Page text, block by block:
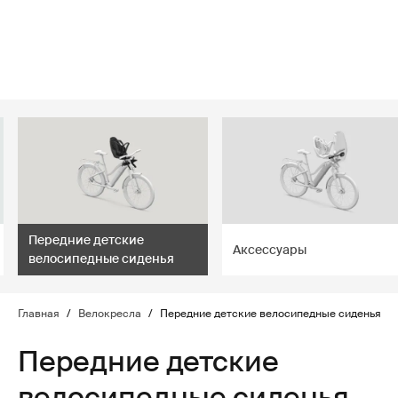
Передние детские
велосипедные сиденья
Аксессуары
Главная / Велокресла / Передние детские велосипедные сиденья
Передние детские